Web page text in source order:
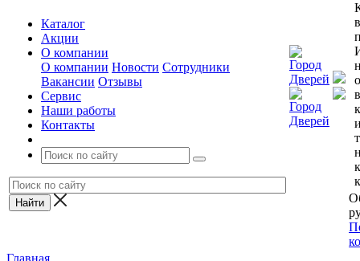
Каталог
Акции
О компании
О компании Новости Сотрудники
Вакансии Отзывы
Сервис
Наши работы
Контакты
Главная